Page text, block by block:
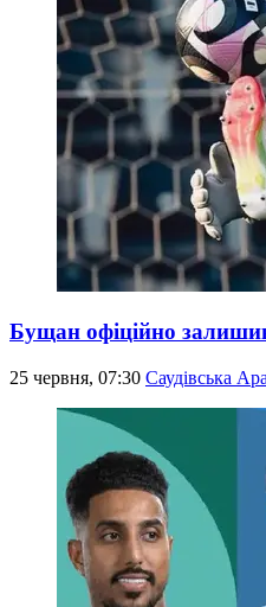
Бущан офіційно
25 червня, 07:30 Саудівська